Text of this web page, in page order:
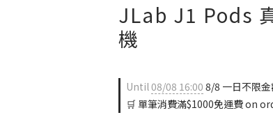
JLab J1 Pods
機
Until08/08 16:00 8/8 一日不限
🛒 單筆消費滿$1000免運費 on